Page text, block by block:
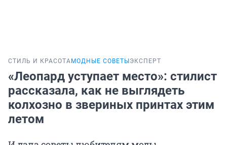
СТИЛЬ И КРАСОТА МОДНЫЕ СОВЕТЫ ЭКСПЕРТ
«Леопард уступает место»: стилист
рассказала, как не выглядеть
колхозно в звериных принтах этим
летом